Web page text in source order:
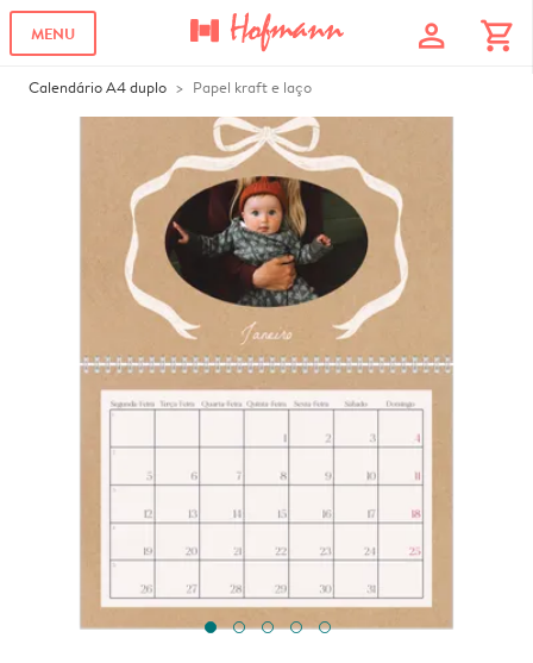
MENU profile shopping_cart
Calendário A4 duplo Papel kraft e laço